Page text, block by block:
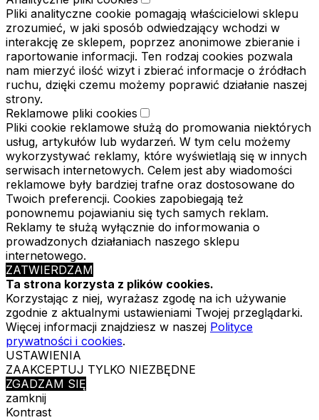
Pliki analityczne cookie pomagają właścicielowi sklepu
zrozumieć, w jaki sposób odwiedzający wchodzi w
interakcję ze sklepem, poprzez anonimowe zbieranie i
raportowanie informacji. Ten rodzaj cookies pozwala
nam mierzyć ilość wizyt i zbierać informacje o źródłach
ruchu, dzięki czemu możemy poprawić działanie naszej
strony.
Reklamowe pliki cookies
Pliki cookie reklamowe służą do promowania niektórych
usług, artykułów lub wydarzeń. W tym celu możemy
wykorzystywać reklamy, które wyświetlają się w innych
serwisach internetowych. Celem jest aby wiadomości
reklamowe były bardziej trafne oraz dostosowane do
Twoich preferencji. Cookies zapobiegają też
ponownemu pojawianiu się tych samych reklam.
Reklamy te służą wyłącznie do informowania o
prowadzonych działaniach naszego sklepu
internetowego.
ZATWIERDZAM
Ta strona korzysta z plików cookies.
Korzystając z niej, wyrażasz zgodę na ich używanie
zgodnie z aktualnymi ustawieniami Twojej przeglądarki.
Więcej informacji znajdziesz w naszej Polityce
prywatności i cookies.
USTAWIENIA
ZAAKCEPTUJ TYLKO NIEZBĘDNE
ZGADZAM SIĘ
zamknij
Kontrast